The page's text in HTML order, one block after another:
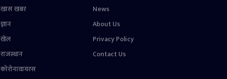
खास खबर
ज्ञान
खेल
राजस्थान
कोरोनावायरस
News
About Us
Privacy Policy
Contact Us